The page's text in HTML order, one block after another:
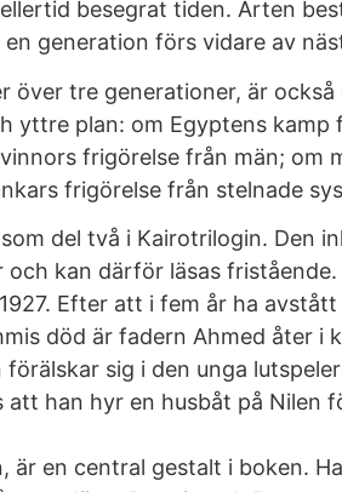
besegrat tiden. Arten
generation förs vidare av
över tre generationer, är
yttre plan: om Egyptens kamp
frigörelse från män; om
frigörelse från stelnade
del två i Kairotrilogin. Den
och kan därför läsas
Efter att i fem år ha
död är fadern Ahmed åter i
förälskar sig i den unga
att han hyr en husbåt på Nilen
är en central gestalt i boken.